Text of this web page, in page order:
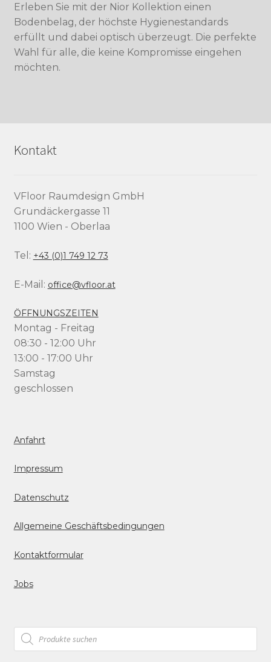
Erleben Sie mit der Nior Kollektion einen
Bodenbelag, der höchste Hygienestandards
erfüllt und dabei optisch überzeugt. Die perfekte
Wahl für alle, die keine Kompromisse eingehen
möchten.
Kontakt
VFloor Raumdesign GmbH
Grundäckergasse 11
1100 Wien - Oberlaa
Tel: +43 (0)1 749 12 73
E-Mail: office@vfloor.at
ÖFFNUNGSZEITEN
Montag - Freitag
08:30 - 12:00 Uhr
13:00 - 17:00 Uhr
Samstag
geschlossen
Anfahrt
Impressum
Datenschutz
Allgemeine Geschäftsbedingungen
Kontaktformular
Jobs
Products
search